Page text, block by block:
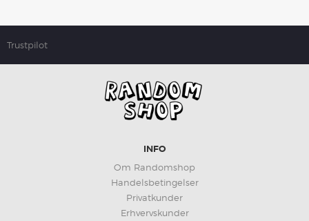
Trustpilot
INFO
Om Randomshop
Handelsbetingelser
Privatkunder
Erhvervskunder